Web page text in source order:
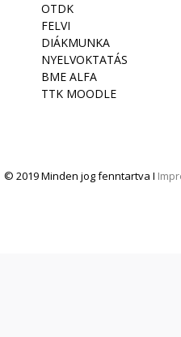
© 2019 Minden jog fenntartva I
OTDK
FELVI
DIÁKMUNKA
NYELVOKTATÁS
BME ALFA
TTK MOODLE